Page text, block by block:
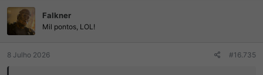
ç
e
s
Falkner
Mil pontos, LOL!
8 Julho 2026 #16.735